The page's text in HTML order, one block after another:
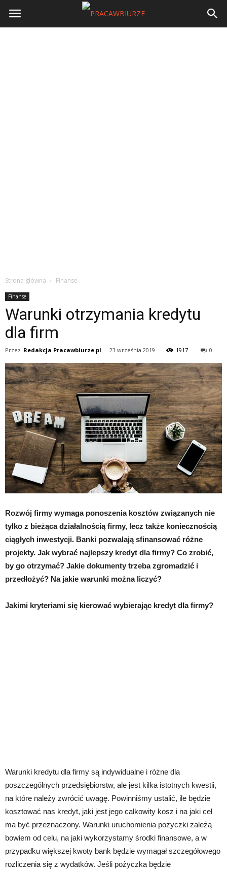
Strona główna Finanse
Finanse
Warunki otrzymania kredytu
dla firm
Przez Redakcja Pracawbiurze.pl - 23 września 2019 1917 0
Rozwój firmy wymaga ponoszenia kosztów związanych nie
tylko z bieżąca działalnością firmy, lecz także koniecznością
ciągłych inwestycji. Banki pozwalają sfinansować różne
projekty. Jak wybrać najlepszy kredyt dla firmy? Co zrobić,
by go otrzymać? Jakie dokumenty trzeba zgromadzić i
przedłożyć? Na jakie warunki można liczyć?
Jakimi kryteriami się kierować wybierając kredyt dla firmy?
Warunki kredytu dla firmy są indywidualne i różne dla
poszczególnych przedsiębiorstw, ale jest kilka istotnych kwestii,
na które należy zwrócić uwagę. Powinniśmy ustalić, ile będzie
kosztować nas kredyt, jaki jest jego całkowity kosz i na jaki cel
ma być przeznaczony. Warunki uruchomienia pożyczki zależą
bowiem od celu, na jaki wykorzystamy środki finansowe, a w
przypadku większej kwoty bank będzie wymagał szczegółowego
rozliczenia się z wydatków. Jeśli pożyczka będzie